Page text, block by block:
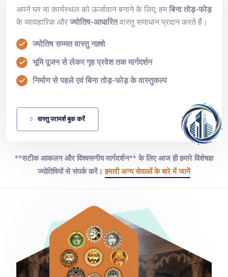
अपने घर या कार्यस्थल को ऊर्जावान बनाने के लिए, हमबिना तोड़-फोड़
के व्यावहारिक और ज्योतिष-आधारितवास्तु समाधान प्रदान करते हैं।
ज्योतिष सम्मत वास्तु नक़्शे
भूमि पूजन से लेकर गृह प्रवेश तक मार्गदर्शन
निर्माण से पहले एवं बिना तोड़-फोड़ के वास्तुकल्प
वास्तु परामर्श बुक करें
**सटीक आकलन और विश्वसनीय मार्गदर्शन** के लिए आज ही हमारे विशेषज्ञ
ज्योतिषियों से संपर्क करें।हमारी अन्य सेवाओं के बारे में जानें